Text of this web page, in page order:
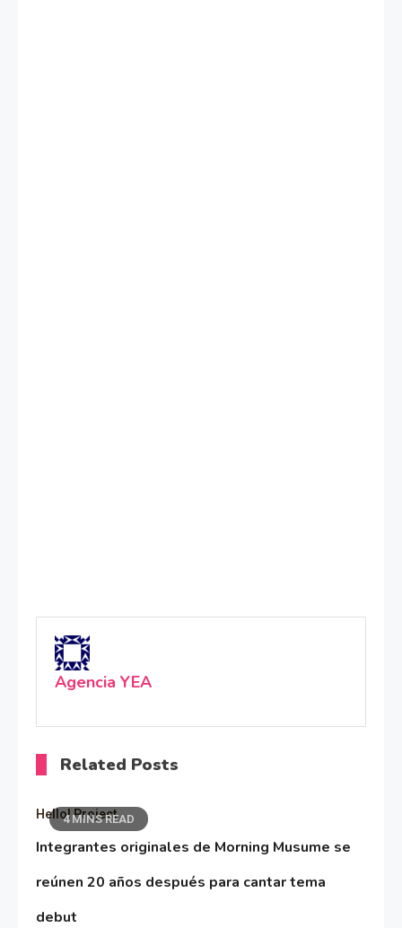
Agencia YEA
Related Posts
4 MINS READ
Hello! Project
Integrantes originales de Morning Musume se
reúnen 20 años después para cantar tema
debut